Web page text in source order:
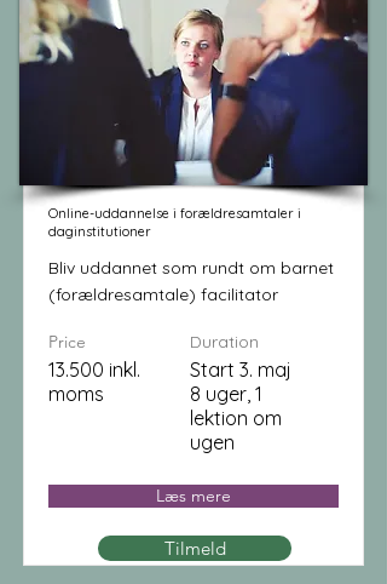
Online-uddannelse i forældresamtaler i
daginstitutioner
Bliv uddannet som rundt om barnet
(forældresamtale) facilitator
Price
13.500 inkl.
moms
Duration
Start 3. maj
8 uger, 1
lektion om
ugen
Læs mere
Tilmeld